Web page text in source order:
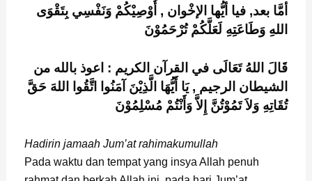
أمَّا بعد, فيا أيُّها الإخْوان , أُوْصِيْكُمْ وَنَفْسِي بِتَقْوَى
اللهِ وَطَاعَتِهِ لَعَلَّكُمْ تُرْحَمُوْنَ
قَالَ اللهُ تَعَالَى في القرآن الكريم : اعوذ بالله من
الشيطان الرجيم , يَا أَيُّهَا الَّذِيْنَ آمَنُوا اتَّقُوا اللهَ حَقَّ
تُقَاتِهِ وَلاَ تَمُوْتُنَّ إِلاَّ وَأَنْتُمْ مُسْلِمُوْنَ
Hadirin jamaah Jum’at rahimakumullah
Pada waktu dan tempat yang insya Allah penuh